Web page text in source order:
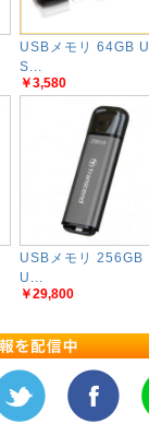
USBメモリ 64GB U
S...
￥3,580
USBメモリ 256GB
U...
￥29,800